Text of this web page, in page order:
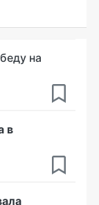
на
в